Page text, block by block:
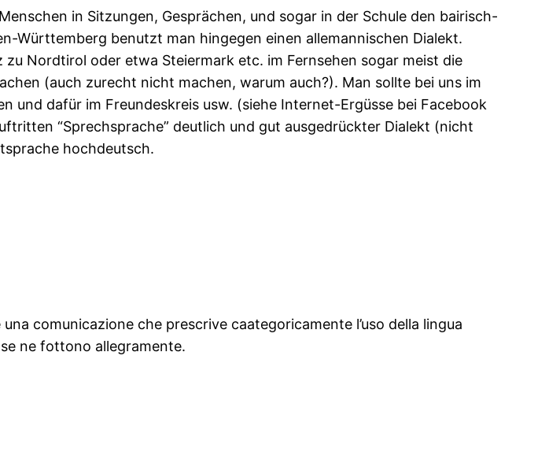
in Sitzungen, Gesprächen, und sogar in der Schule den bairisch-
Württemberg benutzt man hingegen einen allemannischen Dialekt.
Nordtirol oder etwa Steiermark etc. im Fernsehen sogar meist die
(auch zurecht nicht machen, warum auch?). Man sollte bei uns im
und dafür im Freundeskreis usw. (siehe Internet-Ergüsse bei Facebook
“Sprechsprache” deutlich und gut ausgedrückter Dialekt (nicht
hochdeutsch.
comunicazione che prescrive caategoricamente l’uso della lingua
ne fottono allegramente.